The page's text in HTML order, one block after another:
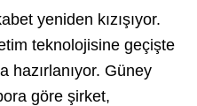
yeniden kızışıyor.
teknolojisine geçişte
hazırlanıyor. Güney
göre şirket,